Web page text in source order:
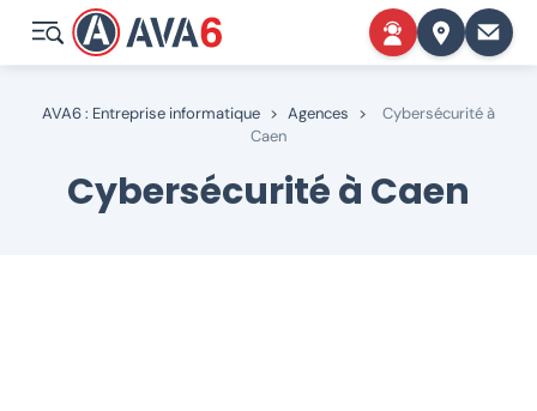
AVA6 : Entreprise informatique > Agences >
Cybersécurité à
Caen
Cybersécurité à Caen